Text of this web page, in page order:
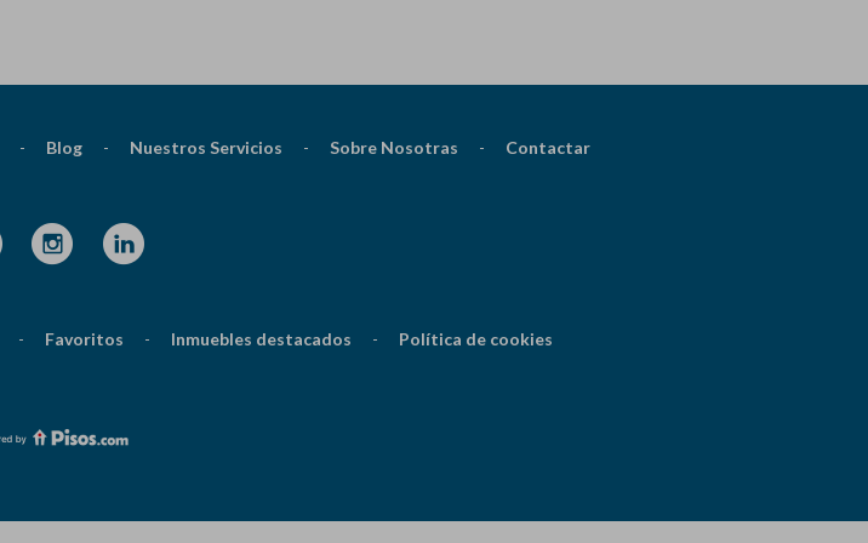
- Blog - Nuestros Servicios - Sobre Nosotras - Contactar
- Favoritos - Inmuebles destacados - Política de cookies